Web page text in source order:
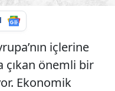
içlerine
çıkan önemli bir
Ekonomik